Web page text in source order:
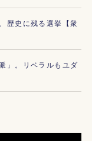
歴史に残る選挙【衆
」。リベラルもユダ